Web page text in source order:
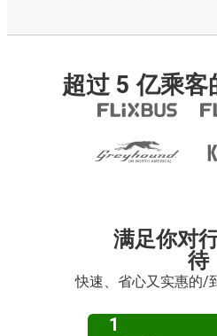
超过 5 亿乘客
满足你对
待
快速、省心又实惠的/
1